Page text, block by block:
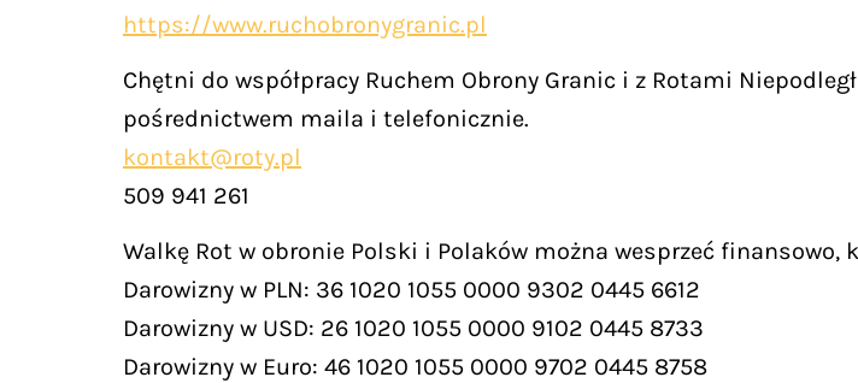
https://www.ruchobronygranic.pl
Chętni do współpracy Ruchem Obrony Granic i z Rotami
pośrednictwem maila i telefonicznie.
kontakt@roty.pl
509 941 261
Walkę Rot w obronie Polski i Polaków można wesprzeć finansowo,
Darowizny w PLN: 36 1020 1055 0000 9302 0445 6612
Darowizny w USD: 26 1020 1055 0000 9102 0445 8733
Darowizny w Euro: 46 1020 1055 0000 9702 0445 8758